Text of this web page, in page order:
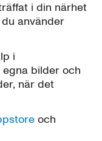
i din närhet
använder
i
bilder och
när det
och